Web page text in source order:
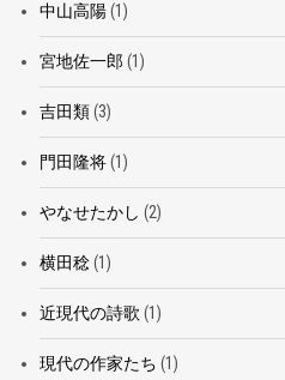
中山高陽(1)
宮地佐一郎 (1)
吉田類(3)
門田隆将(1)
やなせたかし (2)
横田稔(1)
近現代の詩歌 (1)
現代の作家たち (1)